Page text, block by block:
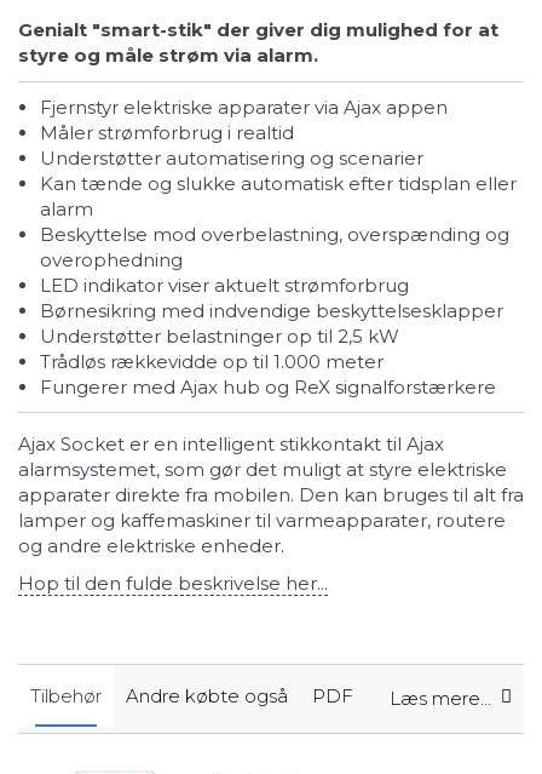
Genialt "smart-stik" der giver dig mulighed for at
styre og måle strøm via alarm.
Fjernstyr elektriske apparater via Ajax appen
Måler strømforbrug i realtid
Understøtter automatisering og scenarier
Kan tænde og slukke automatisk efter tidsplan eller
alarm
Beskyttelse mod overbelastning, overspænding og
overophedning
LED indikator viser aktuelt strømforbrug
Børnesikring med indvendige beskyttelsesklapper
Understøtter belastninger op til 2,5 kW
Trådløs rækkevidde op til 1.000 meter
Fungerer med Ajax hub og ReX signalforstærkere
Ajax Socket er en intelligent stikkontakt til Ajax
alarmsystemet, som gør det muligt at styre elektriske
apparater direkte fra mobilen. Den kan bruges til alt fra
lamper og kaffemaskiner til varmeapparater, routere
og andre elektriske enheder.
Hop til den fulde beskrivelse her...
Læs mere...
Tilbehør Andre købte også PDF